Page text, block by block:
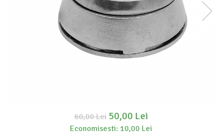
60,00 Lei 50,00 Lei
Economisesti: 10,00 Lei